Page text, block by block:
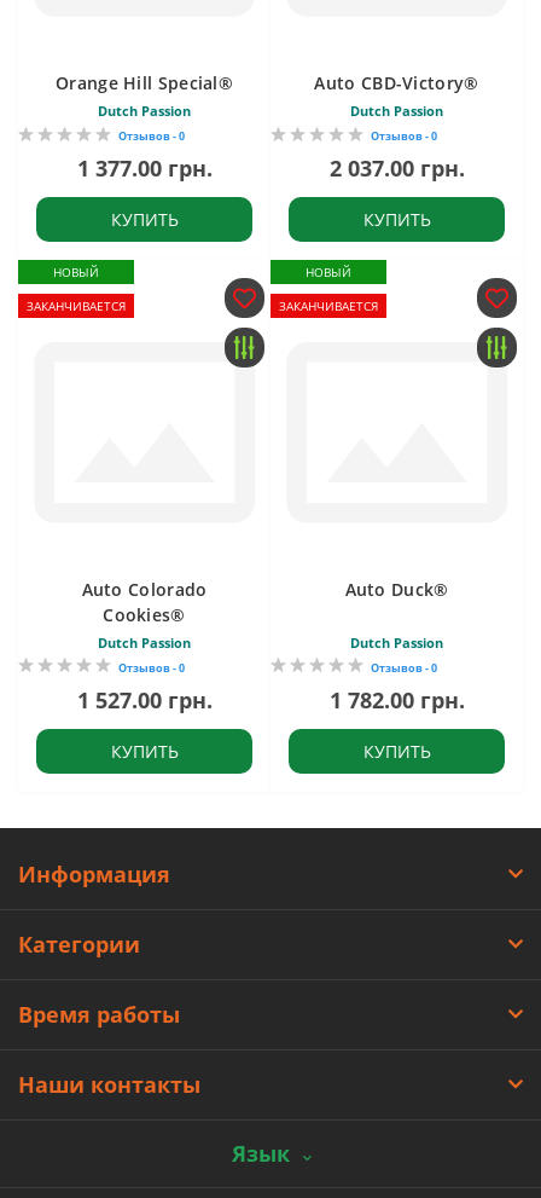
Orange Hill Special®
Dutch Passion
Отзывов - 0
1 377.00 грн.
КУПИТЬ
Auto CBD-Victory®
Dutch Passion
Отзывов - 0
2 037.00 грн.
КУПИТЬ
НОВЫЙ
ЗАКАНЧИВАЕТСЯ
Auto Colorado
Cookies®
Dutch Passion
Отзывов - 0
1 527.00 грн.
КУПИТЬ
НОВЫЙ
ЗАКАНЧИВАЕТСЯ
Auto Duck®
Dutch Passion
Отзывов - 0
1 782.00 грн.
КУПИТЬ
Информация
Категории
Время работы
Наши контакты
Язык